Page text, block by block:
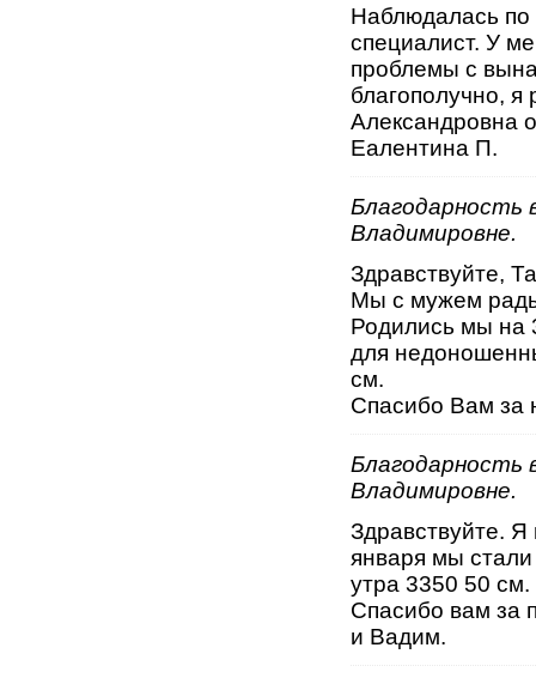
Наблюдалась по
специалист. У
проблемы с
благополучно, я
Александровна
Еалентина П.
Благодарность
Владимировне.
Здравствуйте,
Мы с мужем
Родились мы на
для
см.
Спасибо Вам за
Благодарность
Владимировне.
Здравствуйте.
января мы
утра 3350 50
Спасибо вам за
и Вадим.